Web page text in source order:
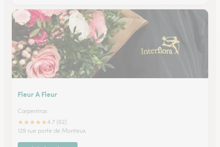
Fleur A Fleur
Carpentras
★★★★★4.7 (62)
129 rue porte de Monteux